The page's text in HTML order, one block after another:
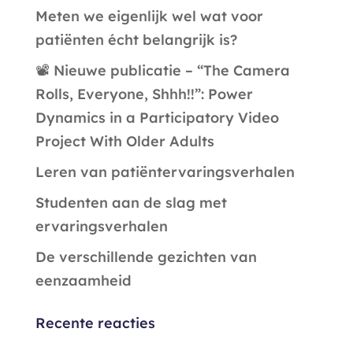
Meten we eigenlijk wel wat voor
patiënten écht belangrijk is?
📽️ Nieuwe publicatie – “The Camera
Rolls, Everyone, Shhh!!”: Power
Dynamics in a Participatory Video
Project With Older Adults
Leren van patiëntervaringsverhalen
Studenten aan de slag met
ervaringsverhalen
De verschillende gezichten van
eenzaamheid
Recente reacties